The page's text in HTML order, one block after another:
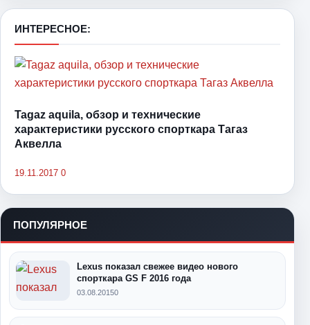
ИНТЕРЕСНОЕ:
Tagaz aquila, обзор и технические
характеристики русского спорткара Тагаз
Аквелла
19.11.2017 0
ПОПУЛЯРНОЕ
Lexus показал свежее видео нового
спорткара GS F 2016 года
03.08.20150